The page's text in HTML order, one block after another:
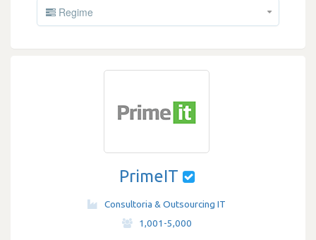
Regime
PrimeIT
Consultoria & Outsourcing IT
1,001-5,000